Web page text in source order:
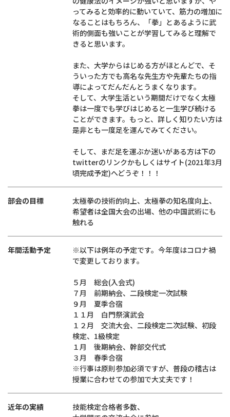
ってみると効率的に動いていて、筋力の増加に
なることはもちろん、「拳」とあるように武
術的側面も強いことが学習してみると理解で
きると思います。
また、大学からはじめる方がほとんどで、そ
ういった方でも高名な先生方や先輩たちの指
導によってだんだんとうまくなります。
そして、大学生活という期間だけでなく太極
拳は一度でも学びはじめると一生学び続ける
ことができます。もっと、詳しく知りたい方は
是非とも一度足を運んでみてください。
そして、まだ足を運ぶか迷いがある方は下の
twitterのリンクかもしくはサイト(2021年3月
頃完成予定)へどうぞ！！！
部会の目標
太極拳の技術的向上、太極拳の知名度向上、
希望者は全国大会の出場、他の中国武術にも
触れる
年間活動予定
※以下は例年の予定です。今年度はコロナ禍
で変更しております。
５月 総会(入会式)
７月 前期納会、二段検定一次試験
９月 夏季合宿
１１月 白門祭演武会
１２月 交流大会、二段検定二次試験、初段
検定、1級検定
１月 後期納会、幹部交代式
３月 春季合宿
※行事は原則参加必須ですが、普段の稽古は
授業に合わせての参加で大丈夫です！
近年の実績
技能検定合格者多数、